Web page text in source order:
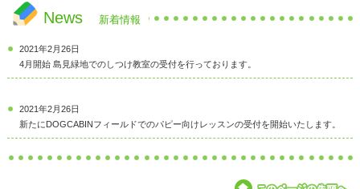
News 新着情報
2021年2月26日
4月開始 島見緑地でのしつけ教室の受付を行っております。
2021年2月26日
新たにDOGCABINフィールドでのパピー向けレッスンの受付を開始いたします。